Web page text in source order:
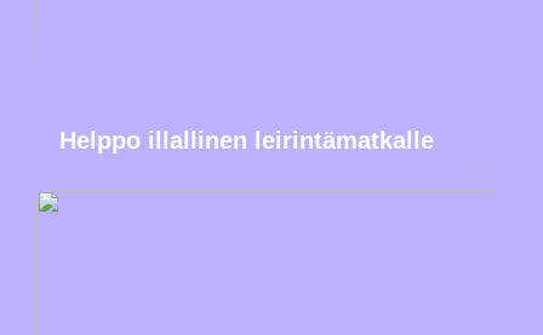
Helppo illallinen leirintämatkalle